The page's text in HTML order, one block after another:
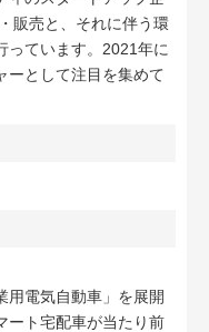
販売と、それに伴う環
っています。2021年に
ーとして注目を集めて
用電気自動車」を展開
ート宅配車が当たり前